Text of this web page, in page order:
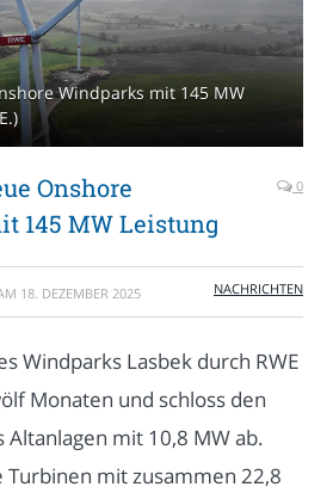
Windparks mit 145 MW
Onshore
145 MW Leistung
0
18. DEZEMBER 2025 NACHRICHTEN
Windparks Lasbek durch RWE
Monaten und schloss den
Altanlagen mit 10,8 MW ab.
mit zusammen 22,8